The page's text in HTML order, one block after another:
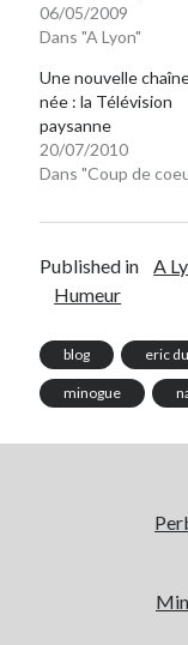
Vidéos
06/05/2009
Dans "A Lyon"
Une nouvelle
née : la Télévision
paysanne
20/07/2010
Dans "Coup de
Published in A
Humeur
blog eric
minogue